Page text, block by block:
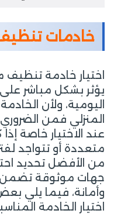
خادمات تنظيف
اختيار خادمة
يؤثر بشكل مباشر
اليومية، ولأن
المنزلي فمن
عند الاختيار خاصة
متعددة أو تتواجد
من الأفضل تحديد
جهات موثوقة تضمن
وأمانة، فيما يلي
اختيار الخادمة